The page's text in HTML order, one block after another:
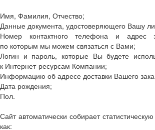
Имя, Фамилия, Отчество;
Данные документа, удостоверяющего Вашу
Номер контактного телефона и адрес
по которым мы можем связаться с Вами;
Логин и пароль, которые Вы будете
к Интернет-ресурсам Компании;
Информацию об адресе доставки Вашего
Дата рождения;
Пол.
Сайт автоматически собирает
как: